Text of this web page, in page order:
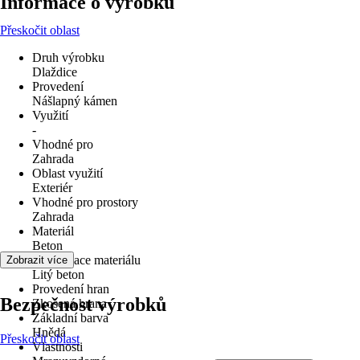
Přeskočit oblast
Druh výrobku
Dlaždice
Provedení
Nášlapný kámen
Využití
-
Vhodné pro
Zahrada
Oblast využití
Exteriér
Vhodné pro prostory
Zahrada
Materiál
Beton
Specifikace materiálu
Litý beton
Provedení hran
Zkosená hrana
Základní barva
Hnědá
Vlastnosti
Zobrazit více
Bezpečnost výrobků
Přeskočit oblast